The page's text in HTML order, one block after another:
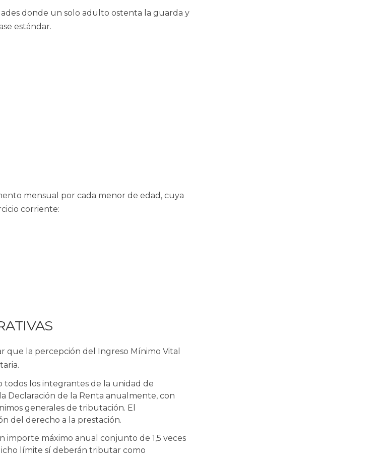
donde un solo adulto ostenta la guarda y
estándar.
mensual por cada menor de edad, cuya
corriente:
que la percepción del Ingreso Mínimo Vital
todos los integrantes de la unidad de
Declaración de la Renta anualmente, con
generales de tributación. El
del derecho a la prestación.
importe máximo anual conjunto de 1,5 veces
límite sí deberán tributar como